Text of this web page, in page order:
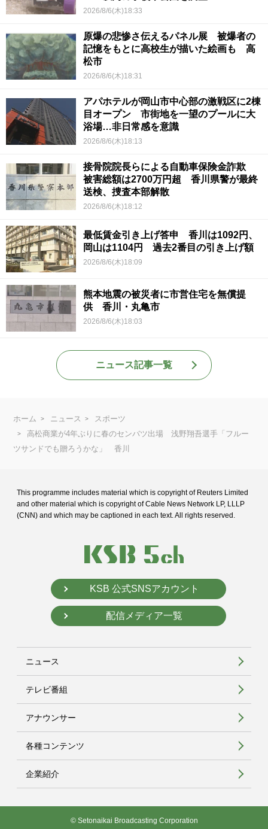
2026/8/6(木)18:33
原爆の悲惨さ伝えるパネル展 被爆者の
記憶をもとに高校生が描いた絵画も 高
松市
2026/8/6(木)18:31
アパホテルが岡山市中心部の激戦区に2棟
目オープン 市街地を一望のプールに大
浴場…非日常感を意識
2026/8/6(木)18:13
接骨院院長らによる自動車保険金詐欺
被害総額は2700万円超 香川県警が最終
送検、捜査本部解散
2026/8/6(木)18:12
最低賃金引き上げ答申 香川は1092円、
岡山は1104円 過去2番目の引き上げ額
2026/8/6(木)18:09
熊本地震の被災者に市営住宅を無償提
供 香川・丸亀市
2026/8/6(木)18:03
ニュース記事一覧
ホーム ニュース
スポーツ
高松商業が4年ぶりに春のセンバツ出場 浅野翔吾選手「フルー
ツサンドでも贈ろうかな」 香川
This programme includes material which is copyright of Reuters Limited
and other material which is copyright of Cable News Network LP, LLLP
(CNN) and which may be captioned in each text. All rights reserved.
KSB 公式SNSアカウント
配信メディア一覧
ニュース
テレビ番組
アナウンサー
各種コンテンツ
企業紹介
© Setonaikai Broadcasting Corporation